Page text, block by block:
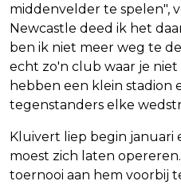
middenvelder te spelen",
Newcastle deed ik het
ben ik niet meer weg te
echt zo'n club waar je
hebben een klein stadion
tegenstanders elke
Kluivert liep begin januari
moest zich laten
toernooi aan hem voorbij